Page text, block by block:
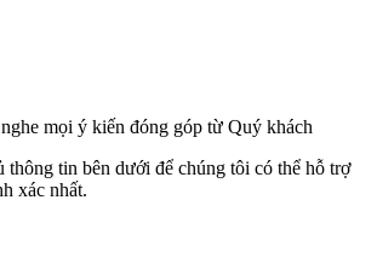
mọi ý kiến đóng góp từ Quý khách
thông tin bên dưới để chúng tôi có thể hỗ trợ
xác nhất.